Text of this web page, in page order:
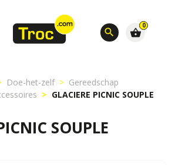
search
0
shopping_basket
Doe-het-zelf
Gereedschap
GLACIERE PICNIC SOUPLE
SOUPLE